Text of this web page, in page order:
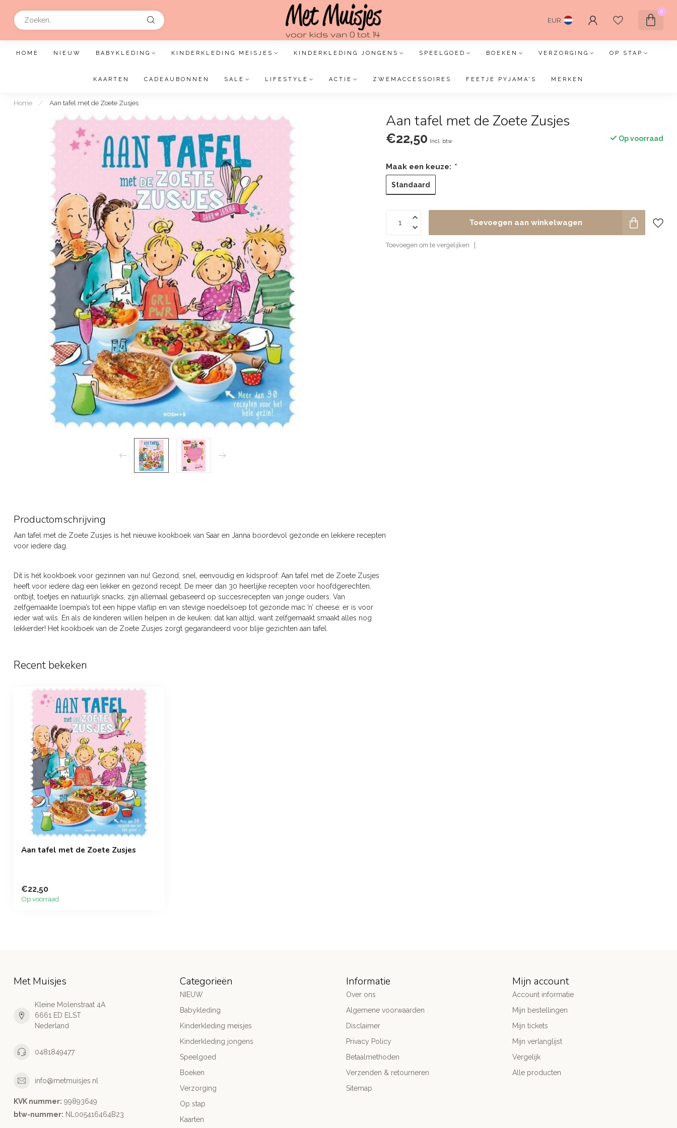
EUR
0
HOME NIEUW BABYKLEDING KINDERKLEDING MEISJES KINDERKLEDING JONGENS SPEELGOED BOEKEN VERZORGING OP STAP
KAARTEN CADEAUBONNEN SALE LIFESTYLE ACTIE ZWEMACCESSOIRES FEETJE PYJAMA'S MERKEN
Home / Aan tafel met de Zoete Zusjes
Aan tafel met de Zoete Zusjes
€22,50 Incl. btw Op voorraad
Maak een keuze: *
Standaard
Toevoegen aan winkelwagen
Toevoegen om te vergelijken
Productomschrijving
Aan tafel met de Zoete Zusjes is het nieuwe kookboek van Saar en Janna boordevol gezonde en lekkere recepten
voor iedere dag.
Dit is hét kookboek voor gezinnen van nu! Gezond, snel, eenvoudig en kidsproof: Aan tafel met de Zoete Zusjes
heeft voor iedere dag een lekker en gezond recept. De meer dan 30 heerlijke recepten voor hoofdgerechten,
ontbijt, toetjes en natuurlijk snacks, zijn allemaal gebaseerd op succesrecepten van jonge ouders. Van
zelfgemaakte loempia’s tot een hippe vlaflip en van stevige noedelsoep tot gezonde mac ’n’ cheese: er is voor
ieder wat wils. En als de kinderen willen helpen in de keuken: dat kan altijd, want zelfgemaakt smaakt alles nog
lekkerder! Het kookboek van de Zoete Zusjes zorgt gegarandeerd voor blije gezichten aan tafel.
Recent bekeken
Aan tafel met de Zoete Zusjes
€22,50
Op voorraad
Met Muisjes
Kleine Molenstraat 4A
6661 ED ELST
Nederland
0481849477
info@metmuisjes.nl
KVK nummer: 99893649
btw-nummer: NL005416464B23
Categorieën
NIEUW
Babykleding
Kinderkleding meisjes
Kinderkleding jongens
Speelgoed
Boeken
Verzorging
Op stap
Kaarten
Informatie
Over ons
Algemene voorwaarden
Disclaimer
Privacy Policy
Betaalmethoden
Verzenden & retourneren
Sitemap
Mijn account
Account informatie
Mijn bestellingen
Mijn tickets
Mijn verlanglijst
Vergelijk
Alle producten